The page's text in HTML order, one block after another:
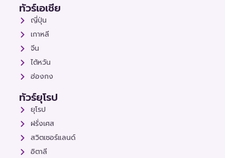
ทัวร์เอเชีย
ญี่ปุ่น
เกาหลี
จีน
ไต้หวัน
ฮ่องกง
ทัวร์ยุโรป
ยุโรป
ฝรั่งเศส
สวิตเซอร์แลนด์
อิตาลี